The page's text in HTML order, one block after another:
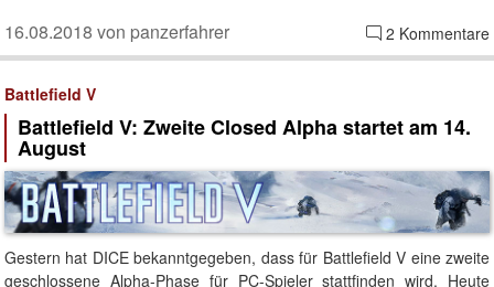
2 Kommentare
16.08.2018 von panzerfahrer
Battlefield V
Battlefield V: Zweite Closed Alpha startet am 14.
August
Gestern hat DICE bekanntgegeben, dass für Battlefield V eine zweite
geschlossene Alpha-Phase für PC-Spieler stattfinden wird. Heute